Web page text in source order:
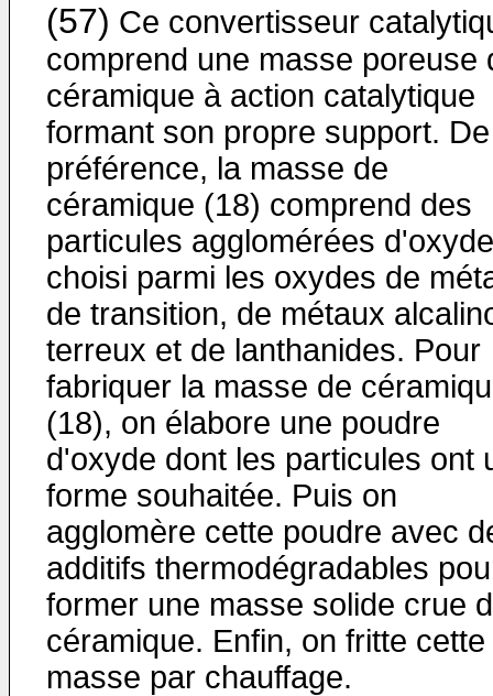
(57) Ce convertisseur
comprend une masse poreuse
céramique à action catalytique
formant son propre support. De
préférence, la masse de
céramique (18) comprend des
particules agglomérées d'oxyde
choisi parmi les oxydes de
de transition, de métaux
terreux et de lanthanides. Pour
fabriquer la masse de
(18), on élabore une poudre
d'oxyde dont les particules ont
forme souhaitée. Puis on
agglomère cette poudre avec
additifs thermodégradables
former une masse solide crue
céramique. Enfin, on fritte cette
masse par chauffage.